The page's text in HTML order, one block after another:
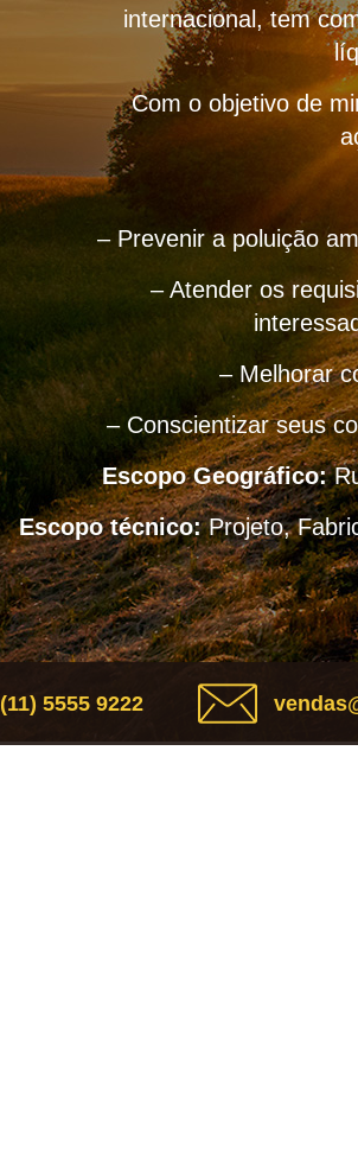
internacional, tem
Com o objetivo de
– Prevenir a poluição
– Atender os
– Melhorar
– Conscientizar seus
Escopo Geográfico:
Escopo técnico:Projeto,
(11) 5555 9222